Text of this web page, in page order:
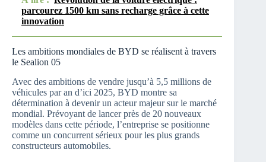
parcourez 1500 km sans recharge grâce à cette
innovation
Les ambitions mondiales de BYD se réalisent à travers
le Sealion 05
Avec des ambitions de vendre jusqu’à 5,5 millions de
véhicules par an d’ici 2025, BYD montre sa
détermination à devenir un acteur majeur sur le marché
mondial. Prévoyant de lancer près de 20 nouveaux
modèles dans cette période, l’entreprise se positionne
comme un concurrent sérieux pour les plus grands
constructeurs automobiles.